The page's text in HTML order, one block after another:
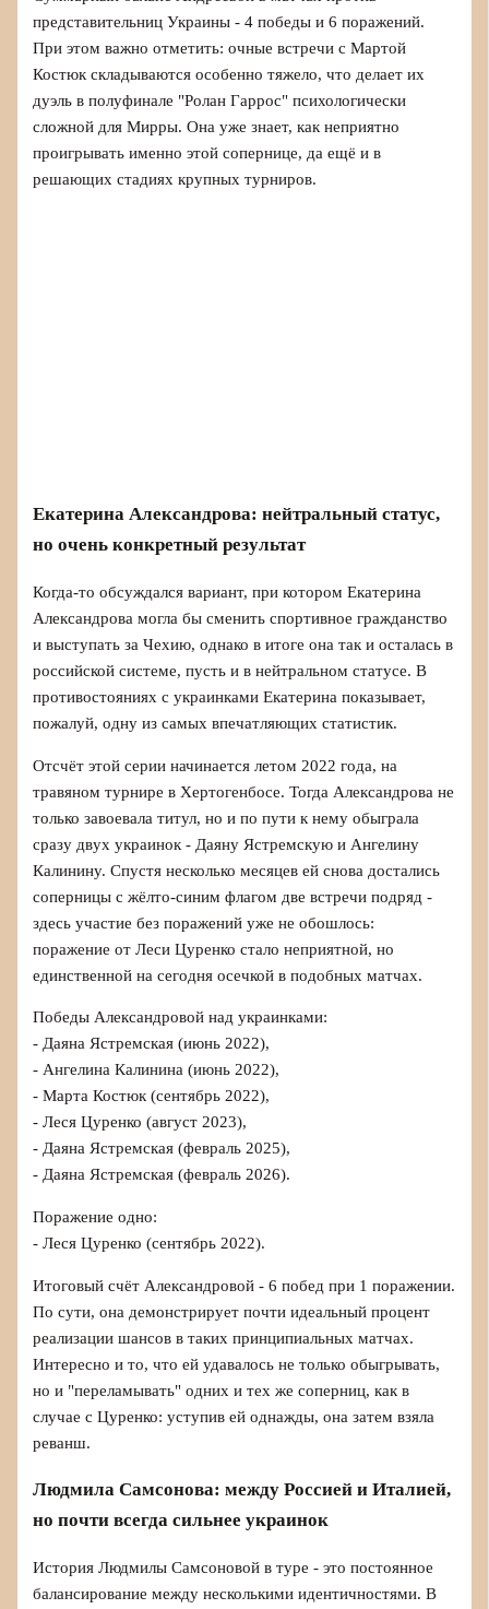
представительниц Украины - 4 победы и 6 поражений.
При этом важно отметить: очные встречи с Мартой
Костюк складываются особенно тяжело, что делает их
дуэль в полуфинале "Ролан Гаррос" психологически
сложной для Мирры. Она уже знает, как неприятно
проигрывать именно этой сопернице, да ещё и в
решающих стадиях крупных турниров.
Екатерина Александрова: нейтральный статус,
но очень конкретный результат
Когда-то обсуждался вариант, при котором Екатерина
Александрова могла бы сменить спортивное гражданство
и выступать за Чехию, однако в итоге она так и осталась в
российской системе, пусть и в нейтральном статусе. В
противостояниях с украинками Екатерина показывает,
пожалуй, одну из самых впечатляющих статистик.
Отсчёт этой серии начинается летом 2022 года, на
травяном турнире в Хертогенбосе. Тогда Александрова не
только завоевала титул, но и по пути к нему обыграла
сразу двух украинок - Даяну Ястремскую и Ангелину
Калинину. Спустя несколько месяцев ей снова достались
соперницы с жёлто-синим флагом две встречи подряд -
здесь участие без поражений уже не обошлось:
поражение от Леси Цуренко стало неприятной, но
единственной на сегодня осечкой в подобных матчах.
Победы Александровой над украинками:
- Даяна Ястремская (июнь 2022),
- Ангелина Калинина (июнь 2022),
- Марта Костюк (сентябрь 2022),
- Леся Цуренко (август 2023),
- Даяна Ястремская (февраль 2025),
- Даяна Ястремская (февраль 2026).
Поражение одно:
- Леся Цуренко (сентябрь 2022).
Итоговый счёт Александровой - 6 побед при 1 поражении.
По сути, она демонстрирует почти идеальный процент
реализации шансов в таких принципиальных матчах.
Интересно и то, что ей удавалось не только обыгрывать,
но и "переламывать" одних и тех же соперниц, как в
случае с Цуренко: уступив ей однажды, она затем взяла
реванш.
Людмила Самсонова: между Россией и Италией,
но почти всегда сильнее украинок
История Людмилы Самсоновой в туре - это постоянное
балансирование между несколькими идентичностями. В